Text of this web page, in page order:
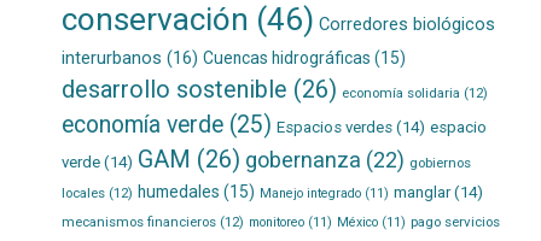
conservación (46) Corredores biológicos
interurbanos (16) Cuencas hidrográficas (15)
desarrollo sostenible (26) economía solidaria (12)
economía verde(25) Espacios verdes(14) espacio
verde(14) GAM (26) gobernanza (22) gobiernos
locales(12) humedales (15) Manejo integrado(11) manglar(14)
mecanismos financieros(12) monitoreo(11) México(11) pago servicios